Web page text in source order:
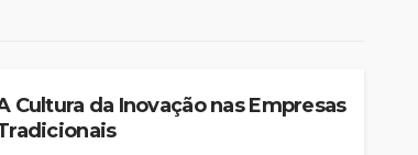
Cultura da Inovação nas Empresas